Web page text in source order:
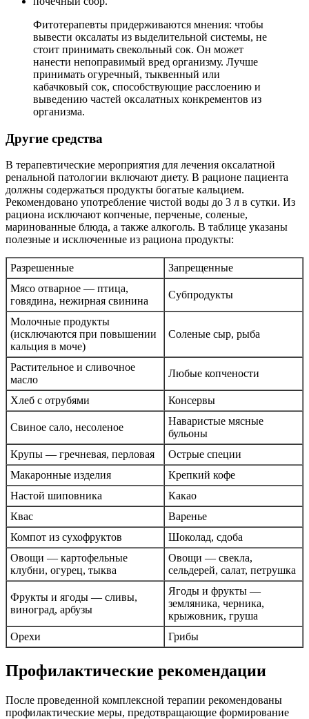
Фитотерапевты придерживаются мнения: чтобы
вывести оксалаты из выделительной системы, не
стоит принимать свекольный сок. Он может
нанести непоправимый вред организму. Лучше
принимать огуречный, тыквенный или
кабачковый сок, способствующие расслоению и
выведению частей оксалатных конкрементов из
организма.
Другие средства
В терапевтические мероприятия для лечения оксалатной
ренальной патологии включают диету. В рационе пациента
должны содержаться продукты богатые кальцием.
Рекомендовано употребление чистой воды до 3 л в сутки. Из
рациона исключают копченые, перченые, соленые,
маринованные блюда, а также алкоголь. В таблице указаны
полезные и исключенные из рациона продукты:
Разрешенные
Запрещенные
Мясо отварное — птица,
говядина, нежирная свинина
Субпродукты
Молочные продукты
(исключаются при повышении
кальция в моче)
Соленые сыр, рыба
Растительное и сливочное
масло
Любые копчености
Хлеб с отрубями Консервы
Свиное сало, несоленое
Наваристые мясные
бульоны
Крупы — гречневая, перловая
Острые специи
Макаронные изделия
Крепкий кофе
Настой шиповника
Какао
Квас
Варенье
Компот из сухофруктов
Шоколад, сдоба
Овощи — картофельные
клубни, огурец, тыква
Овощи — свекла,
сельдерей, салат, петрушка
Фрукты и ягоды — сливы,
виноград, арбузы
Ягоды и фрукты —
земляника, черника,
крыжовник, груша
Орехи
Грибы
Профилактические рекомендации
После проведенной комплексной терапии рекомендованы
профилактические меры, предотвращающие формирование